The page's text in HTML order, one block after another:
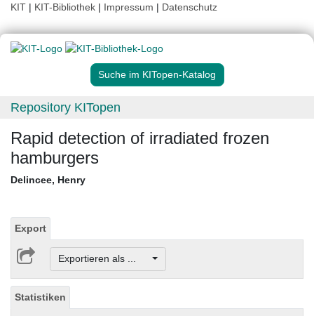
KIT | KIT-Bibliothek | Impressum | Datenschutz
Suche im KITopen-Katalog
Repository KITopen
Rapid detection of irradiated frozen
hamburgers
Delincee, Henry
Export
Exportieren als ...
Statistiken